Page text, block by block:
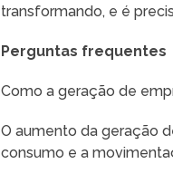
transformando, e é
Perguntas frequentes
Como a geração de
O aumento da geração
consumo e a